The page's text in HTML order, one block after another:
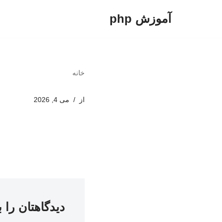
آموزش php
خانه
از می 4, 2026
دیدگاهتان را